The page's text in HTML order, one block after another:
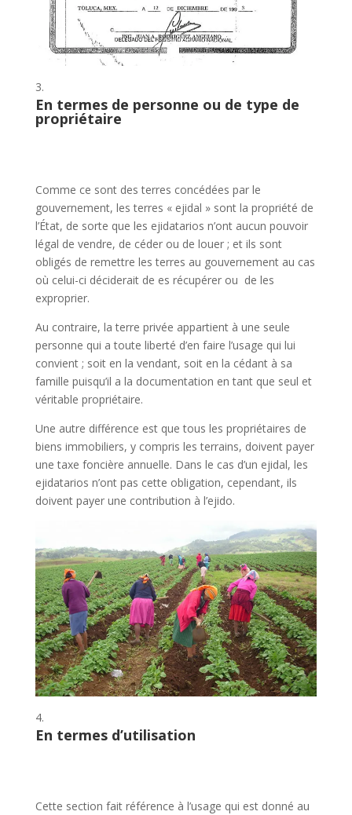
En termes de personne ou de type de
propriétaire
Comme ce sont des terres concédées par le
gouvernement, les terres « ejidal » sont la propriété de
l’État, de sorte que les ejidatarios n’ont aucun pouvoir
légal de vendre, de céder ou de louer ; et ils sont
obligés de remettre les terres au gouvernement au cas
où celui-ci déciderait de es récupérer ou de les
exproprier.
Au contraire, la terre privée appartient à une seule
personne qui a toute liberté d’en faire l’usage qui lui
convient ; soit en la vendant, soit en la cédant à sa
famille puisqu’il a la documentation en tant que seul et
véritable propriétaire.
Une autre différence est que tous les propriétaires de
biens immobiliers, y compris les terrains, doivent payer
une taxe foncière annuelle. Dans le cas d’un ejidal, les
ejidatarios n’ont pas cette obligation, cependant, ils
doivent payer une contribution à l’ejido.
En termes d’utilisation
Cette section fait référence à l’usage qui est donné au